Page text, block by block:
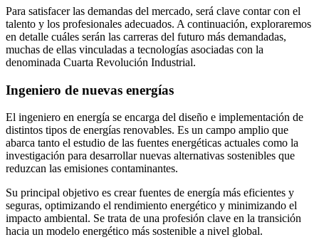
Para satisfacer las demandas del mercado, será clave contar con el
talento y los profesionales adecuados. A continuación, exploraremos
en detalle cuáles serán las carreras del futuro más demandadas,
muchas de ellas vinculadas a tecnologías asociadas con la
denominada Cuarta Revolución Industrial.
Ingeniero de nuevas energías
El ingeniero en energía se encarga del diseño e implementación de
distintos tipos de energías renovables. Es un campo amplio que
abarca tanto el estudio de las fuentes energéticas actuales como la
investigación para desarrollar nuevas alternativas sostenibles que
reduzcan las emisiones contaminantes.
Su principal objetivo es crear fuentes de energía más eficientes y
seguras, optimizando el rendimiento energético y minimizando el
impacto ambiental. Se trata de una profesión clave en la transición
hacia un modelo energético más sostenible a nivel global.